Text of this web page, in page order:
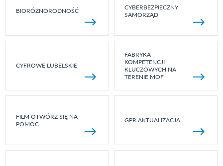
BIORÓŻNORODNOŚĆ
CYBERBEZPIECZNY
SAMORZĄD
CYFROWE LUBELSKIE
FABRYKA
KOMPETENCJI
KLUCZOWYCH NA
TERENIE MOF
FILM OTWÓRZ SIĘ NA
POMOC
GPR AKTUALIZACJA